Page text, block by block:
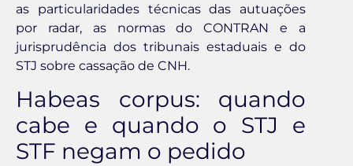
as particularidades técnicas das autuações
por radar, as normas do CONTRAN e a
jurisprudência dos tribunais estaduais e do
STJ sobre cassação de CNH.
Habeas corpus: quando
cabe e quando o STJ e
STF negam o pedido